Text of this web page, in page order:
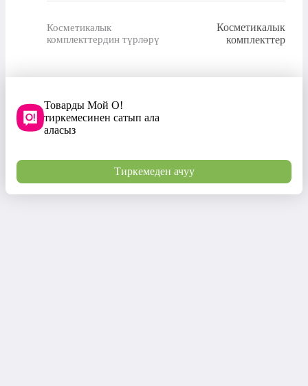
Косметикалык
комплекттердин түрлөрү
Косметикалык
комплекттер
Товарды Мой О!
тиркемесинен сатып ала
аласыз
Тиркемеден ачуу